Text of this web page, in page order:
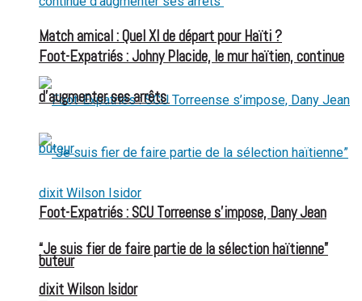
Match amical : Quel XI de départ pour Haïti ?
Foot-Expatriés : SCU Torreense s’impose, Dany Jean
buteur
Foot-Expatriés : Johny Placide, le mur haïtien, continue
d’augmenter ses arrêts
“Je suis fier de faire partie de la sélection haïtienne”
dixit Wilson Isidor